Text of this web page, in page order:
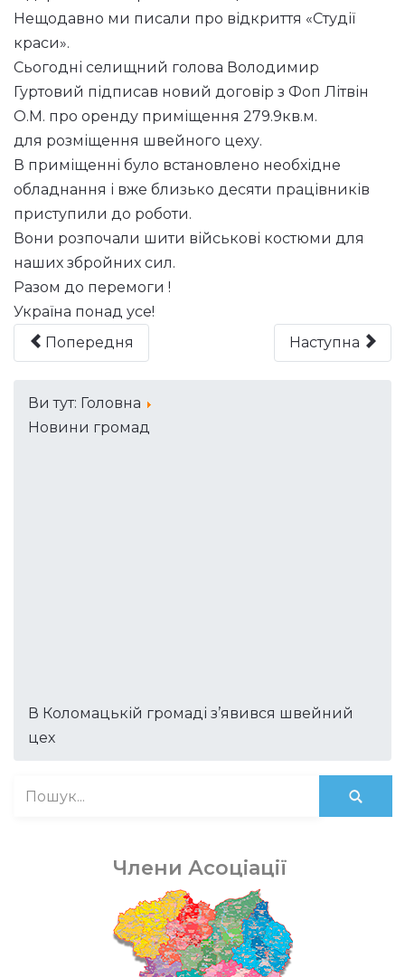
Нещодавно ми писали про відкриття «Студії
краси».
Сьогодні селищний голова Володимир
Гуртовий підписав новий договір з Фоп Літвін
О.М. про оренду приміщення 279.9кв.м.
для розміщення швейного цеху.
В приміщенні було встановлено необхідне
обладнання і вже близько десяти працівників
приступили до роботи.
Вони розпочали шити військові костюми для
наших збройних сил.
Разом до перемоги !
Україна понад усе!
Попередня
Наступна
Ви тут: Головна
Новини громад
В Коломацькій громаді з’явився швейний
цех
Члени Асоціації